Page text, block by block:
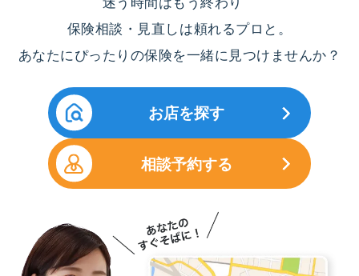
保険相談・見直しは頼れるプロと。
あなたにぴったりの保険を一緒に見つけませんか？
お店を探す
相談予約する